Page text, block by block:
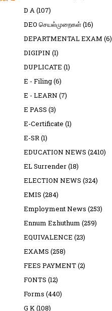
D A(107)
DEO செயல்முறைகள்(16)
DEPARTMENTAL EXAM (6)
DIGIPIN (1)
DUPLICATE (1)
E - Filing(6)
E - LEARN (7)
E PASS (3)
E-Certificate (1)
E-SR(1)
EDUCATION NEWS (2410)
EL Surrender(18)
ELECTION NEWS (324)
EMIS (284)
Employment News (253)
Ennum Ezhuthum (259)
EQUIVALENCE (23)
EXAMS (258)
FEES PAYMENT(2)
FONTS (12)
Forms (440)
G K(108)